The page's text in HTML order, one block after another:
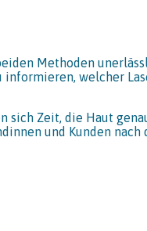
Methoden
welcher
Zeit, die Haut
und Kunden